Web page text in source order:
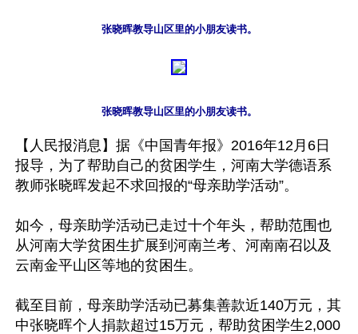
【人民报消息】据《中国青年报》2016年12月6日
报导，为了帮助自己的贫困学生，河南大学德语系
教师张晓晖发起不求回报的“母亲助学活动”。
如今，母亲助学活动已走过十个年头，帮助范围也
从河南大学贫困生扩展到河南兰考、河南南召以及
云南金平山区等地的贫困生。
截至目前，母亲助学活动已募集善款近140万元，其
中张晓晖个人捐款超过15万元，帮助贫困学生2,000